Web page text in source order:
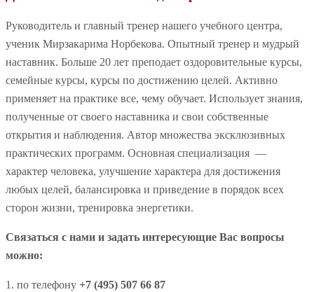
Руководитель и главный тренер нашего учебного центра,
ученик Мирзакарима Норбекова. Опытный тренер и мудрый
наставник. Больше 20 лет преподает оздоровительные курсы,
семейные курсы, курсы по достижению целей. Активно
применяет на практике все, чему обучает. Использует знания,
полученные от своего наставника и свои собственные
открытия и наблюдения. Автор множества эксклюзивных
практических программ. Основная специализация —
характер человека, улучшение характера для достижения
любых целей, балансировка и приведение в порядок всех
сторон жизни, тренировка энергетики.
Связаться с нами и задать интересующие Вас вопросы
можно:
1. по телефону +7 (495) 507 66 87